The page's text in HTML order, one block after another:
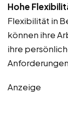
Hohe
Flexibilität in
können ihre
ihre
Anzeige